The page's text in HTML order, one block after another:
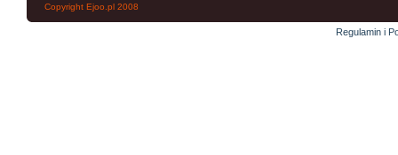
Copyright Ejoo.pl 2008
Regulamin i